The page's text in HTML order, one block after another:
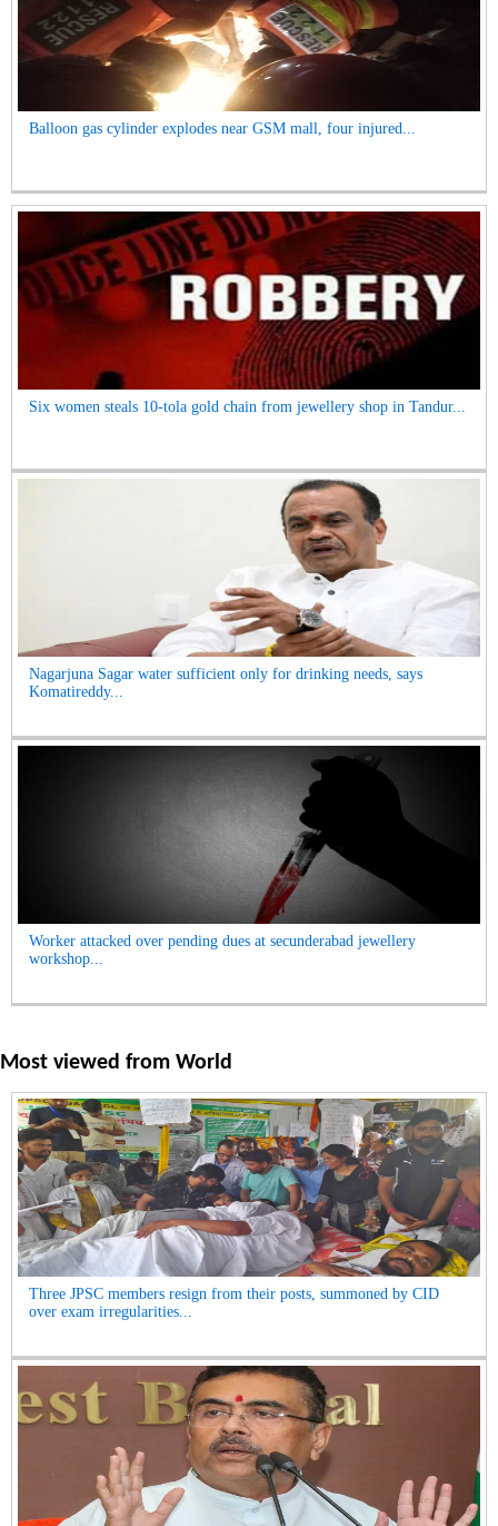
Balloon gas cylinder explodes near GSM mall, four injured...
Six women steals 10-tola gold chain from jewellery shop in Tandur...
Nagarjuna Sagar water sufficient only for drinking needs, says
Komatireddy...
Worker attacked over pending dues at secunderabad jewellery
workshop...
Most viewed from World
Three JPSC members resign from their posts, summoned by CID
over exam irregularities...